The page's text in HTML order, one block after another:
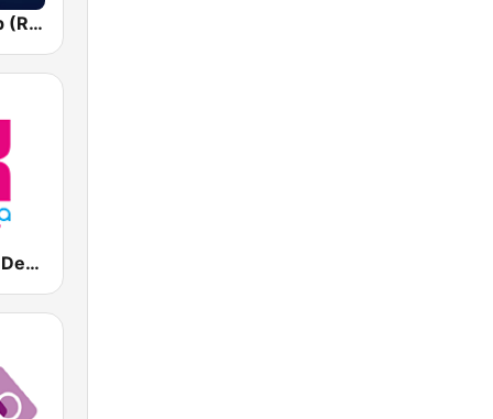
Рекорд Deep (Record Deep)
Vanilla Radio Deep